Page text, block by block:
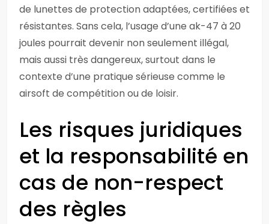
de lunettes de protection adaptées, certifiées et
résistantes. Sans cela, l’usage d’une ak-47 à 20
joules pourrait devenir non seulement illégal,
mais aussi très dangereux, surtout dans le
contexte d’une pratique sérieuse comme le
airsoft de compétition ou de loisir.
Les risques juridiques
et la responsabilité en
cas de non-respect
des règles